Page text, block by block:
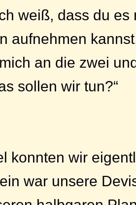
weiß, dass du es
aufnehmen
an die zwei
sollen wir tun?“
konnten wir
war unsere